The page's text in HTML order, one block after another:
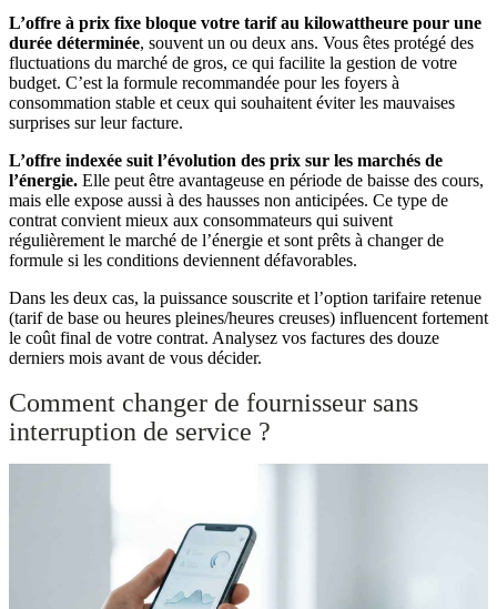
L’offre à prix fixe bloque votre tarif au kilowattheure pour une
durée déterminée, souvent un ou deux ans. Vous êtes protégé des
fluctuations du marché de gros, ce qui facilite la gestion de votre
budget. C’est la formule recommandée pour les foyers à
consommation stable et ceux qui souhaitent éviter les mauvaises
surprises sur leur facture.
L’offre indexée suit l’évolution des prix sur les marchés de
l’énergie. Elle peut être avantageuse en période de baisse des cours,
mais elle expose aussi à des hausses non anticipées. Ce type de
contrat convient mieux aux consommateurs qui suivent
régulièrement le marché de l’énergie et sont prêts à changer de
formule si les conditions deviennent défavorables.
Dans les deux cas, la puissance souscrite et l’option tarifaire retenue
(tarif de base ou heures pleines/heures creuses) influencent fortement
le coût final de votre contrat. Analysez vos factures des douze
derniers mois avant de vous décider.
Comment changer de fournisseur sans
interruption de service ?